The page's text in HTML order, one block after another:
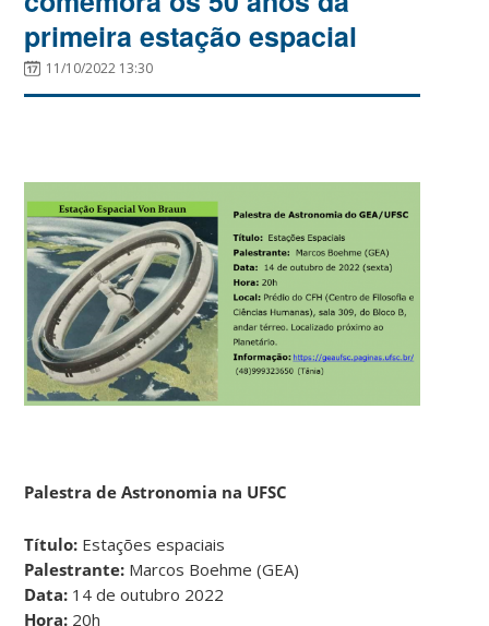
primeira estação espacial
11/10/2022 13:30
Palestra de Astronomia na UFSC
Título: Estações espaciais
Palestrante: Marcos Boehme (GEA)
Data: 14 de outubro 2022
Hora: 20h